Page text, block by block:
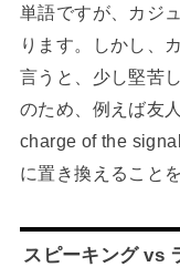
単語ですが、カジ
ります。しかし、
言うと、少し堅苦
のため、例えば友
charge of the
に置き換えること
スピーキング vs